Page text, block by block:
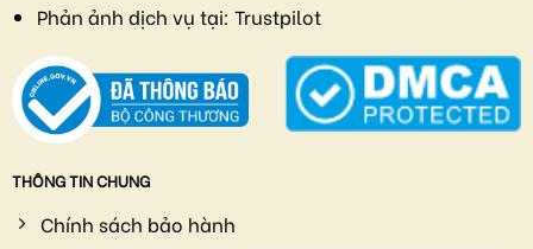
Phản ảnh dịch vụ tại: Trustpilot
THÔNG TIN CHUNG
Chính sách bảo hành